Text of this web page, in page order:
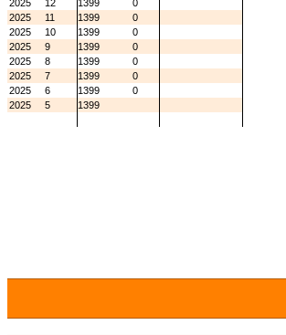
2025
12 1399
0
2025
11 1399
0
2025
10 1399
0
2025
9 1399
0
2025
8 1399
0
2025
7 1399
0
2025
6 1399
0
2025
5 1399